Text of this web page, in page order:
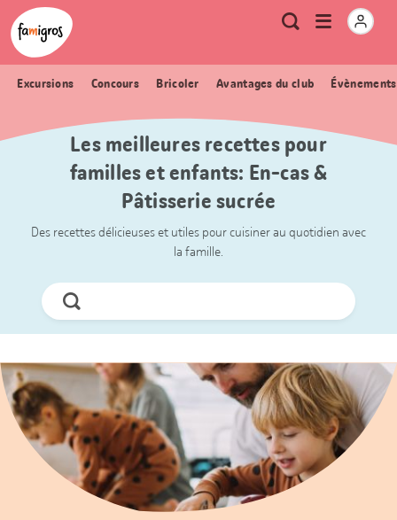
Signets
de
navigation
Header
Logo Métanavigation
RechercheOuvrir
Excursions Concours Bricoler Avantages du club
Les meilleures recettes pour
familles et enfants: En-cas &
Pâtisserie sucrée
Des recettes délicieuses et utiles pour cuisiner au quotidien avec
la famille.
Chercher